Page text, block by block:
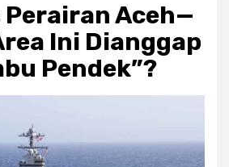
Perairan Aceh—
Ini Dianggap
Pendek”?